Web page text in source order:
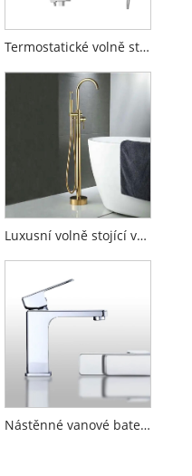
Termostatické volně stojící vanové baterie
Luxusní volně stojící vanové baterie
Nástěnné vanové baterie